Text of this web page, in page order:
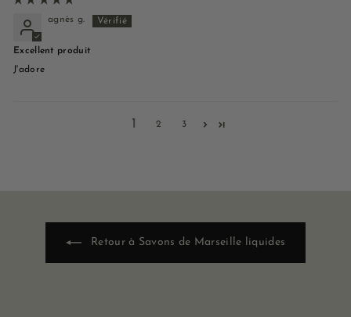
agnès g.
Excellent produit
J'adore
1 2 3
Retour à Savons de Marseille liquides